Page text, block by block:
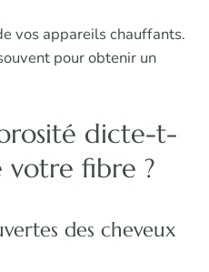
vos appareils chauffants.
pour obtenir un
dicte-t-
votre fibre ?
des cheveux